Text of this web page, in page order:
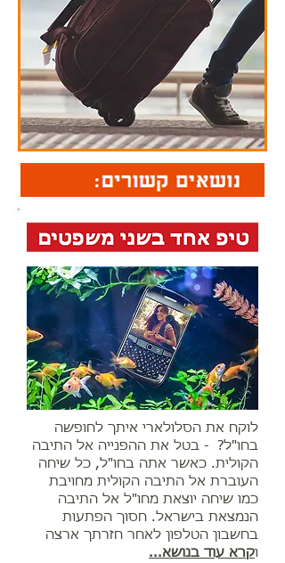
לוקח את הסלולארי איתך לחופשה
בחו"ל? - בטל את ההפנייה אל התיבה
הקולית. כאשר אתה בחו"ל, כל שיחה
העוברת אל התיבה הקולית מחויבת
כמו שיחה יוצאת מחו"ל אל התיבה
הנמצאת בישראל. חסוך הפתעות
בחשבון הטלפון לאחר חזרתך ארצה
וקרא עוד בנושא...